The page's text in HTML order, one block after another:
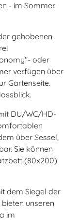
- im Sommer
gehobenen
oder
verfügen über
Gartenseite.
DU/WC/HD-
über Sessel,
Sie können
(80x200)
dem Siegel der
unseren
im